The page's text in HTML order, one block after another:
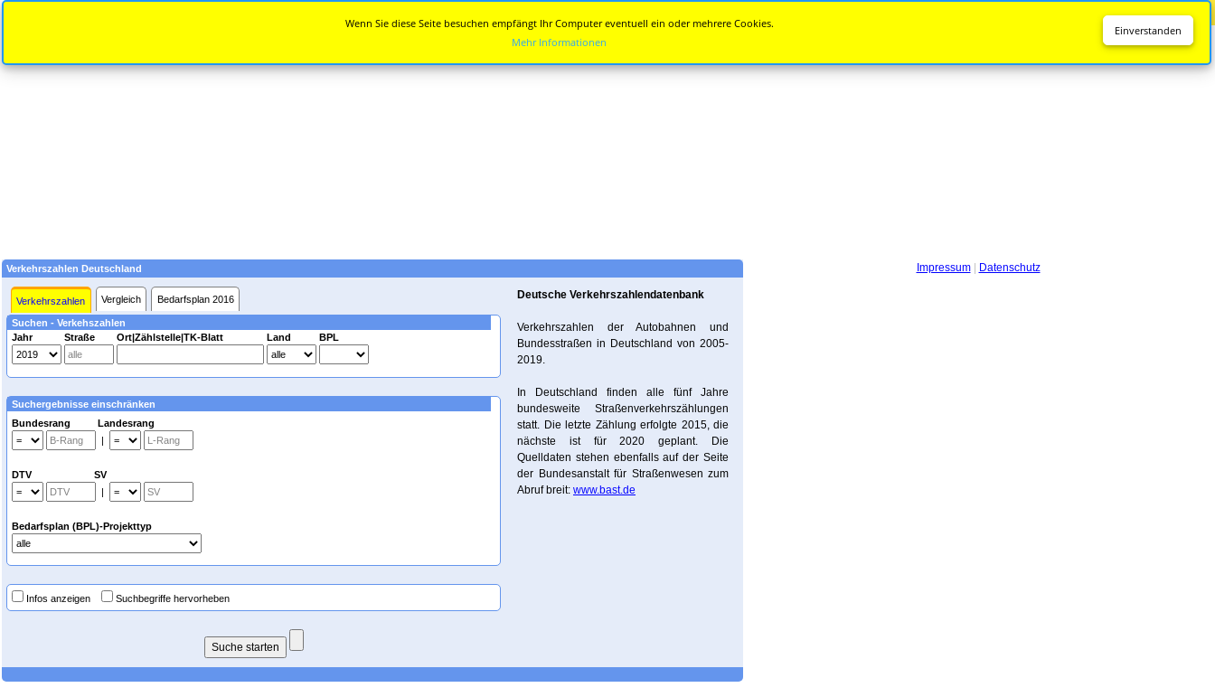
Verkehrszahlen Deutschland
Verkehrszahlen Vergleich Bedarfsplan 2016
Suchen - Verkehszahlen
Jahr
Straße Ort|Zählstelle|TK-Blatt Land BPL
Suchergebnisse einschränken
Bundesrang Landesrang
|
DTV SV
|
Bedarfsplan (BPL)-Projekttyp
Infos anzeigen Suchbegriffe hervorheben
Deutsche Verkehrszahlendatenbank
Verkehrszahlen der Autobahnen und
Bundesstraßen in Deutschland von 2005-
2019.
In Deutschland finden alle fünf Jahre
bundesweite Straßenverkehrszählungen
statt. Die letzte Zählung erfolgte 2015, die
nächste ist für 2020 geplant. Die
Quelldaten stehen ebenfalls auf der Seite
der Bundesanstalt für Straßenwesen zum
Abruf breit: www.bast.de
Impressum| Datenschutz
Einverstanden
Wenn Sie diese Seite besuchen empfängt Ihr Computer eventuell ein oder mehrere Cookies.
Mehr Informationen